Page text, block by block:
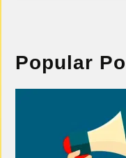
h
Popular
Secretaria
Saúde do
emite